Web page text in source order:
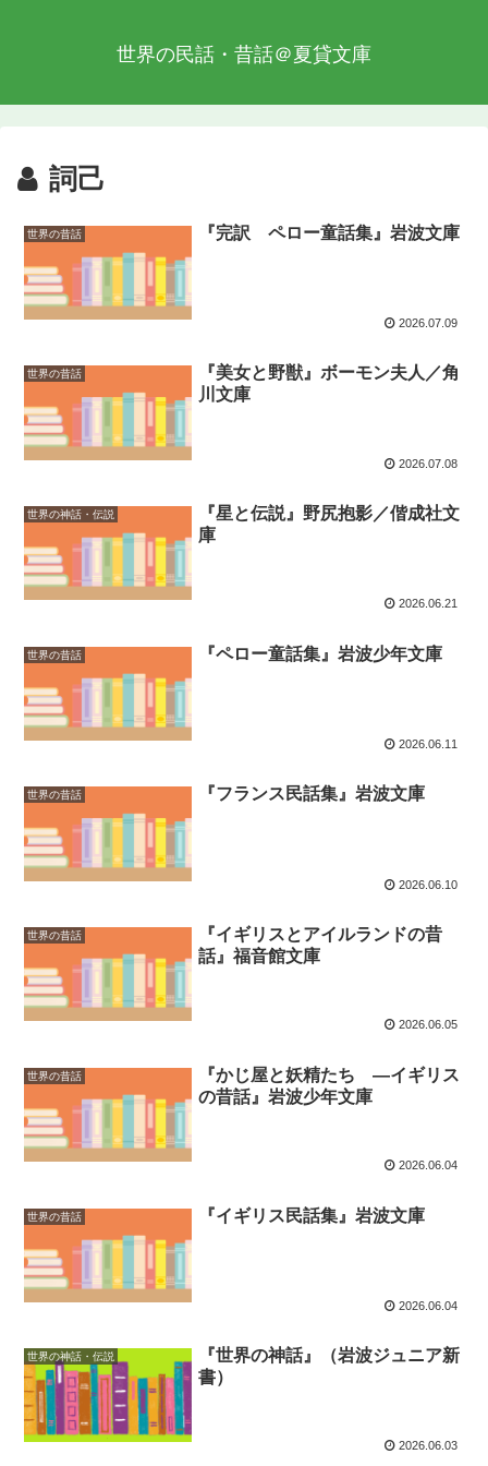
世界の民話・昔話＠夏貸文庫
詞己
世界の昔話 『完訳 ペロー童話集』岩波文庫
2026.07.09
世界の昔話
『美女と野獣』ボーモン夫人／角
川文庫
2026.07.08
世界の神話・伝説
『星と伝説』野尻抱影／偕成社文
庫
2026.06.21
世界の昔話 『ペロー童話集』岩波少年文庫
2026.06.11
世界の昔話 『フランス民話集』岩波文庫
2026.06.10
世界の昔話
『イギリスとアイルランドの昔
話』福音館文庫
2026.06.05
世界の昔話
『かじ屋と妖精たち ―イギリス
の昔話』岩波少年文庫
2026.06.04
世界の昔話 『イギリス民話集』岩波文庫
2026.06.04
世界の神話・伝説
『世界の神話』（岩波ジュニア新
書）
2026.06.03